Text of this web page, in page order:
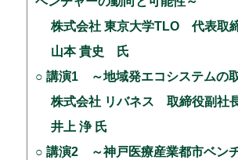
株式会社 東京大学TLO 代表取
山本 貴史 氏
○ 講演1 ～地域発エコシステムの
株式会社 リバネス 取締役副社
井上 浄 氏
○ 講演2 ～神戸医療産業都市ベン